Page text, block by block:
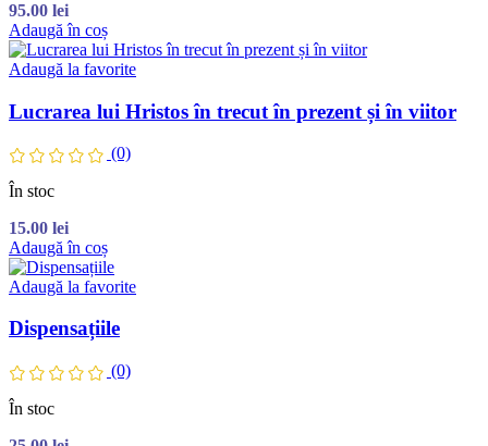
95.00 lei
Adaugă în coș
Adaugă la favorite
Lucrarea lui Hristos în trecut în prezent și în viitor
(0)
În stoc
15.00 lei
Adaugă în coș
Adaugă la favorite
Dispensațiile
(0)
În stoc